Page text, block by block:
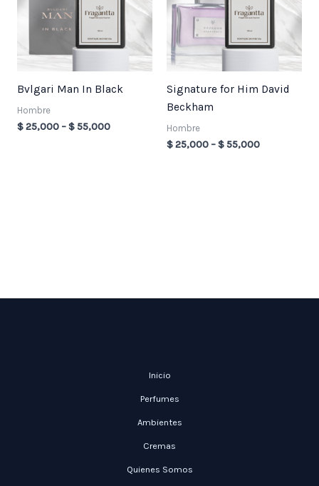
Bvlgari Man In Black
Hombre
$25,000 –$55,000
Signature for Him David
Beckham
Hombre
$25,000 –$55,000
Inicio
Perfumes
Ambientes
Cremas
Quienes Somos